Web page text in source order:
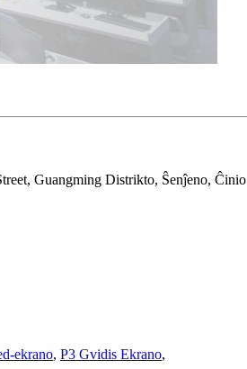
Guangming Distrikto, Ŝenĵeno, Ĉinio
ekrano, P3 Gvidis Ekrano,